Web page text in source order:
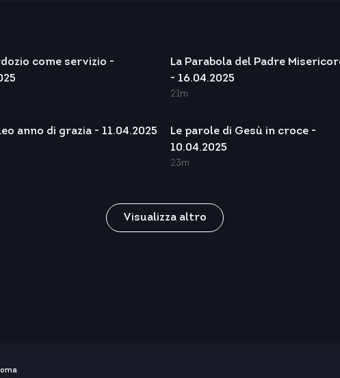
come servizio -
La Parabola del Padre
- 16.04.2025
21m
anno di grazia - 11.04.2025
Le parole di Gesù in croce -
10.04.2025
23m
Visualizza altro